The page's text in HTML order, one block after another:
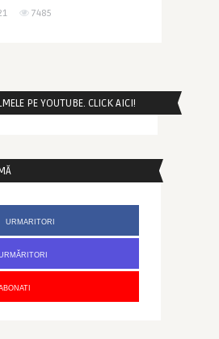
7485
PE YOUTUBE. CLICK AICI!
URMARITORI